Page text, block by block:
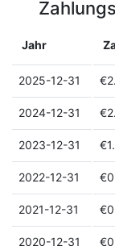
Jahr
2025-12-31
2024-12-31
2023-12-31
2022-12-31
2021-12-31
2020-12-31